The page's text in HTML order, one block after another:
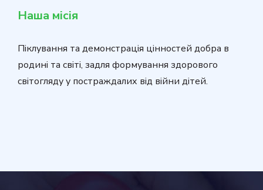
Наша місія
Піклування та демонстрація цінностей добра в
родині та світі, задля формування здорового
світогляду у постраждалих від війни дітей.